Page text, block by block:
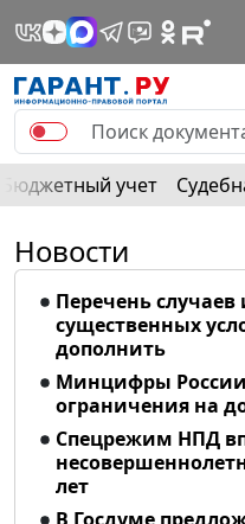
Бюджетный учет
Новости
Перечень
существенных
дополнить
Минцифры России
ограничения на
Спецрежим НПД
лет